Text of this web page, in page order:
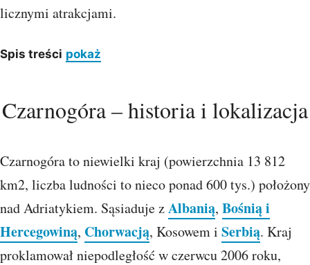
licznymi atrakcjami.
Spis treści pokaż
Czarnogóra – historia i lokalizacja
Czarnogóra to niewielki kraj (powierzchnia 13 812
km2, liczba ludności to nieco ponad 600 tys.) położony
nad Adriatykiem. Sąsiaduje zAlbanią, Bośnią i
Hercegowiną, Chorwacją, Kosowem i Serbią. Kraj
proklamował niepodległość w czerwcu 2006 roku,